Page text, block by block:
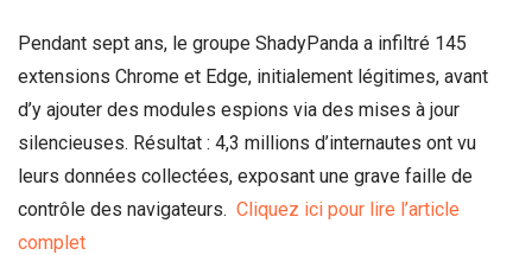
Pendant sept ans, le groupe ShadyPanda a infiltré 145
extensions Chrome et Edge, initialement légitimes, avant
d’y ajouter des modules espions via des mises à jour
silencieuses. Résultat : 4,3 millions d’internautes ont vu
leurs données collectées, exposant une grave faille de
contrôle des navigateurs. Cliquez ici pour lire l’article
complet